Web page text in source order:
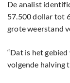
De analist
57.500 dollar tot
grote weerstand
“Dat is het
volgende halving